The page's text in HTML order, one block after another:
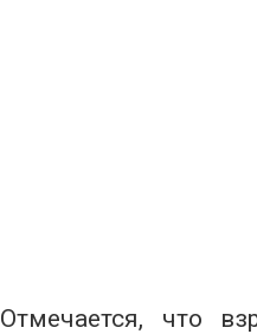
Отмечается, что